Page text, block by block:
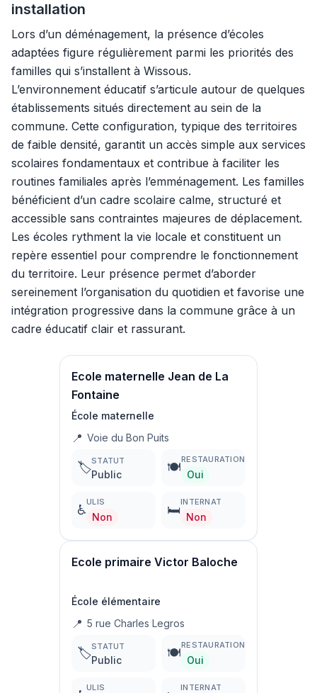
installation
Lors d’un déménagement, la présence d’écoles
adaptées figure régulièrement parmi les priorités des
familles qui s’installent à Wissous.
L’environnement éducatif s’articule autour de quelques
établissements situés directement au sein de la
commune. Cette configuration, typique des territoires
de faible densité, garantit un accès simple aux services
scolaires fondamentaux et contribue à faciliter les
routines familiales après l’emménagement. Les familles
bénéficient d’un cadre scolaire calme, structuré et
accessible sans contraintes majeures de déplacement.
Les écoles rythment la vie locale et constituent un
repère essentiel pour comprendre le fonctionnement
du territoire. Leur présence permet d’aborder
sereinement l’organisation du quotidien et favorise une
intégration progressive dans la commune grâce à un
cadre éducatif clair et rassurant.
Ecole maternelle Jean de La
Fontaine
École maternelle
📍 Voie du Bon Puits
🏷️STATUT
Public 🍽️
RESTAURATION
Oui
♿
ULIS
Non 🛏️
INTERNAT
Non
Ecole primaire Victor Baloche
École élémentaire
📍 5 rue Charles Legros
🏷️STATUT
Public 🍽️
RESTAURATION
Oui
ULIS INTERNAT